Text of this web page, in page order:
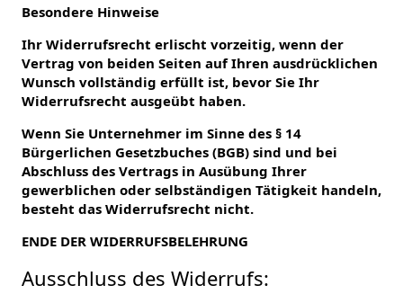
Besondere Hinweise
Ihr Widerrufsrecht erlischt vorzeitig, wenn der
Vertrag von beiden Seiten auf Ihren ausdrücklichen
Wunsch vollständig erfüllt ist, bevor Sie Ihr
Widerrufsrecht ausgeübt haben.
Wenn Sie Unternehmer im Sinne des § 14
Bürgerlichen Gesetzbuches (BGB) sind und bei
Abschluss des Vertrags in Ausübung Ihrer
gewerblichen oder selbständigen Tätigkeit handeln,
besteht das Widerrufsrecht nicht.
ENDE DER WIDERRUFSBELEHRUNG
Ausschluss des Widerrufs: